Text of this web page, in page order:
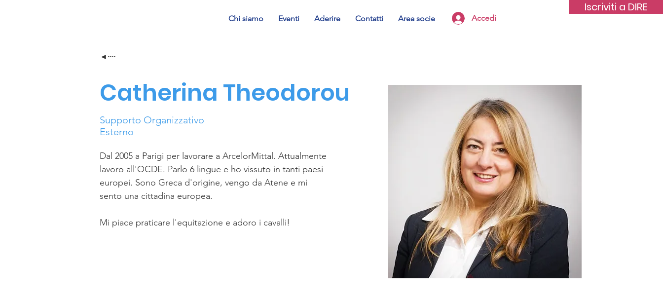
Iscriviti a DIRE
Chi siamo Eventi Aderire Contatti Area socie Accedi
◄····
Catherina Theodorou
Supporto Organizzativo
Esterno
Dal 2005 a Parigi per lavorare a ArcelorMittal. Attualmente
lavoro all'OCDE. Parlo 6 lingue e ho vissuto in tanti paesi
europei. Sono Greca d'origine, vengo da Atene e mi
sento una cittadina europea.
Mi piace praticare l'equitazione e adoro i cavalli!